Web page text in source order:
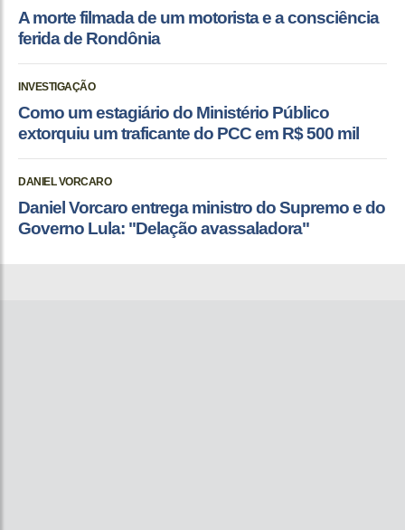
A morte filmada de um motorista e a consciência
ferida de Rondônia
INVESTIGAÇÃO
Como um estagiário do Ministério Público
extorquiu um traficante do PCC em R$ 500 mil
DANIEL VORCARO
Daniel Vorcaro entrega ministro do Supremo e do
Governo Lula: "Delação avassaladora"